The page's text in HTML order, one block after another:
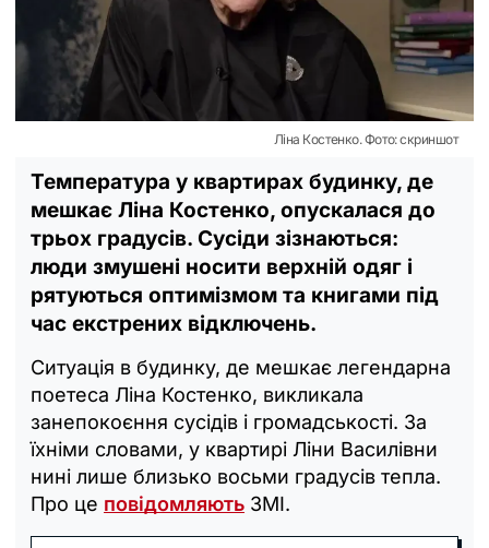
Ліна Костенко. Фото: скриншот
Температура у квартирах будинку, де
мешкає Ліна Костенко, опускалася до
трьох градусів. Сусіди зізнаються:
люди змушені носити верхній одяг і
рятуються оптимізмом та книгами під
час екстрених відключень.
Ситуація в будинку, де мешкає легендарна
поетеса Ліна Костенко, викликала
занепокоєння сусідів і громадськості. За
їхніми словами, у квартирі Ліни Василівни
нині лише близько восьми градусів тепла.
Про це повідомляють ЗМІ.